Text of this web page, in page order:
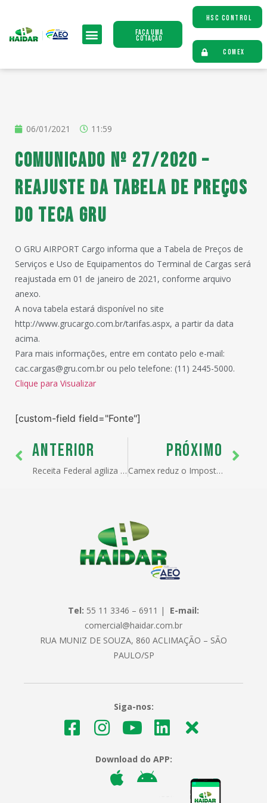
Faça uma
Cotação
HSC CONTROL
COMEX
06/01/2021 11:59
Comunicado Nº 27/2020 –
Reajuste da Tabela de Preços
do TECA GRU
O GRU AIRPORT Cargo informa que a Tabela de Preços de
Serviços e Uso de Equipamentos do Terminal de Cargas será
reajustada em 01 de janeiro de 2021, conforme arquivo
anexo.
A nova tabela estará disponível no site
http://www.grucargo.com.br/tarifas.aspx, a partir da data
acima.
Para mais informações, entre em contato pelo e-mail:
cac.cargas@gru.com.br ou pelo telefone: (11) 2445-5000.
Clique para Visualizar
[custom-field field="Fonte"]
ANTERIOR
Receita Federal agiliza despacho de importação de vacinas contra Covid-19
PRÓXIMO
Camex reduz o Imposto de Importação e suspende antidumping para auxiliar nos esforços de combate à Covid-19
Tel: 55 11 3346 – 6911 | E-mail:
comercial@haidar.com.br
RUA MUNIZ DE SOUZA, 860 ACLIMAÇÃO – SÃO
PAULO/SP
Siga-nos:
Download do APP: